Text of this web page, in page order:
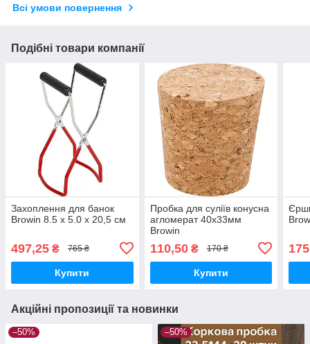
Всі умови повернення
Подібні товари компанії
Захоплення для банок
Browin 8.5 x 5.0 x 20,5 см
497,25 ₴ 765 ₴
Купити
Пробка для суліїв конусна
агломерат 40x33мм
Browin
110,50₴ 170 ₴
Купити
Акційні пропозиції та новинки
–50% –50%